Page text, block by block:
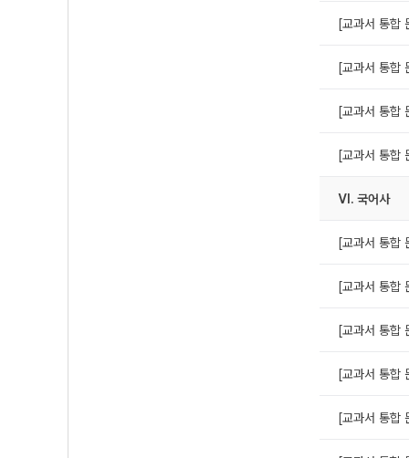
[교과서 통합
[교과서 통
[교과서 통
[교과서 통
Ⅵ. 국어사
[교과서 통합
[교과서 통합
[교과서 통합
[교과서 통합
[교과서 통